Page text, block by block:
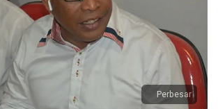
Perbesar